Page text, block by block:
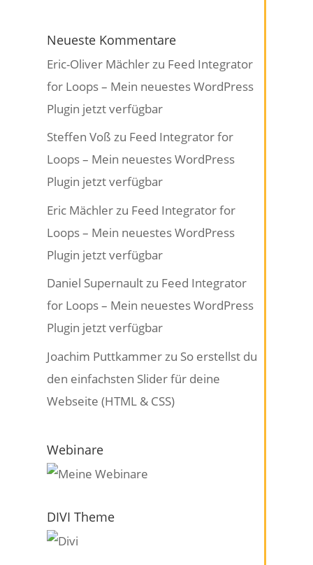
Neueste Kommentare
Eric-Oliver Mächlerzu Feed Integrator
for Loops – Mein neuestes WordPress
Plugin jetzt verfügbar
Steffen Voß zu Feed Integrator for
Loops – Mein neuestes WordPress
Plugin jetzt verfügbar
Eric Mächlerzu Feed Integrator for
Loops – Mein neuestes WordPress
Plugin jetzt verfügbar
Daniel Supernaultzu Feed Integrator
for Loops – Mein neuestes WordPress
Plugin jetzt verfügbar
Joachim Puttkammerzu So erstellst du
den einfachsten Slider für deine
Webseite (HTML & CSS)
Webinare
DIVI Theme